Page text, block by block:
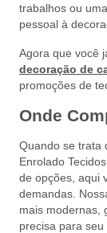
trabalhos ou
pessoal à
Agora que você
decoração de
promoções de
Onde
Quando se trata
Enrolado
de opções, aqui
demandas.
mais modernas,
precisa para